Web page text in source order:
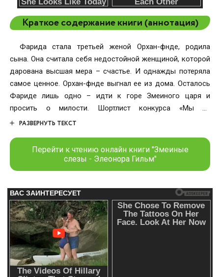
Краткое содержание книги (аннотация)
Фарида стала третьей женой Орхан-әфәнде, родила
сына. Она считала себя недостойной женщиной, которой
дарована высшая мера – счастье. И однажды потеряла
самое ценное. Орхан-әфәнде выгнал ее из дома. Осталось
Фариде лишь одно – идти к горе Змеиного царя и
просить о милости. Шортлист конкурса «Мы из
Тартарии».Рассказ длиною в человеческую жизнь с её
преодолении страшной трагедии и обретении новой силы.
Это метафорическое путешествие души и одновременно
исцеляющая сказка, богатая яркими образами. Евгения
РАЗВЕРНУТЬ ТЕКСТ
Перейти к чтению онлайн книги "Змеиные
слезы - Элеонора Гильм"